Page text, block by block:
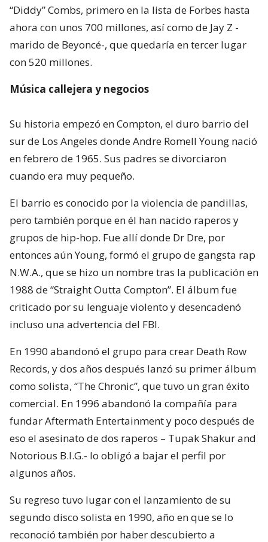
“Diddy” Combs, primero en la lista de Forbes hasta
ahora con unos 700 millones, así como de Jay Z -
marido de Beyoncé-, que quedaría en tercer lugar
con 520 millones.
Música callejera y negocios
Su historia empezó en Compton, el duro barrio del
sur de Los Angeles donde Andre Romell Young nació
en febrero de 1965. Sus padres se divorciaron
cuando era muy pequeño.
El barrio es conocido por la violencia de pandillas,
pero también porque en él han nacido raperos y
grupos de hip-hop. Fue allí donde Dr Dre, por
entonces aún Young, formó el grupo de gangsta rap
N.W.A., que se hizo un nombre tras la publicación en
1988 de “Straight Outta Compton”. El álbum fue
criticado por su lenguaje violento y desencadenó
incluso una advertencia del FBI.
En 1990 abandonó el grupo para crear Death Row
Records, y dos años después lanzó su primer álbum
como solista, “The Chronic”, que tuvo un gran éxito
comercial. En 1996 abandonó la compañía para
fundar Aftermath Entertainment y poco después de
eso el asesinato de dos raperos – Tupak Shakur and
Notorious B.I.G.- lo obligó a bajar el perfil por
algunos años.
Su regreso tuvo lugar con el lanzamiento de su
segundo disco solista en 1990, año en que se lo
reconoció también por haber descubierto a